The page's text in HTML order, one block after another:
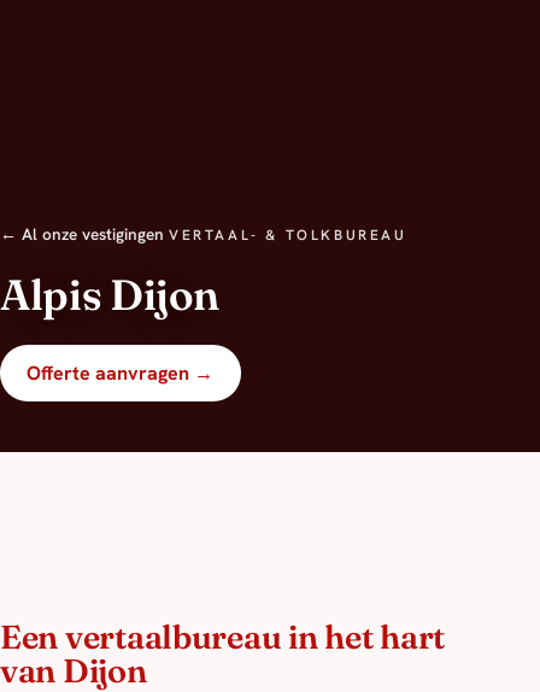
← Al onze vestigingen VERTAAL- & TOLKBUREAU
Alpis Dijon
Offerte aanvragen →
Een vertaalbureau in het hart
van Dijon